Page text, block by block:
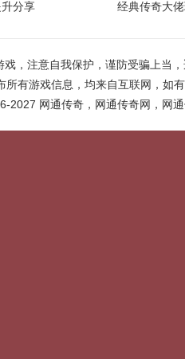
分享
经典传奇大
戏，注意自我保护，谨防受骗上当
所有游戏信息，均来自互联网，如
2027 网通传奇，网通传奇网，网